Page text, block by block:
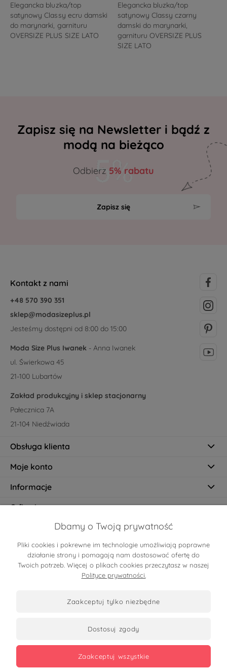
Elegancka bluzka/top
satynowy Classy ecru damski
do marynarki, garnituru
OVERSIZE PLUS SIZE LATO
Elegancka bluzka/top
satynowy Classy czarny
damski do marynarki,
garnituru OVERSIZE PLUS
SIZE LATO
Zapisz się na Newsletter i bądź z
modą na bieżąco
Odbierz 5% rabatu
Zapisz się
Kontakt z nami
+48 570 390 351
sklep@modasizeplus.pl
Jesteśmy dostępni od 8:00 do 15:00
Moda Size Plus Iwanek - Anna Iwanek
ul. Świerkowa 45
21-100 Lubartów
Zakład produkcyjny i sklep stacjonarny
Pałecznica 7A
21-104 Niedźwiada
Obsługa klienta
Moje konto
Informacje
O firmie
Certyfikaty
Dbamy o Twoją prywatność
Pliki cookies i pokrewne im technologie umożliwiają poprawne
działanie strony i pomagają nam dostosować ofertę do
Twoich potrzeb. Więcej o plikach cookies przeczytasz w naszej
Polityce prywatności.
zaakceptuj tylko niezbędne
dostosuj zgody
zaakceptuj wszystkie